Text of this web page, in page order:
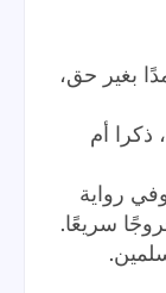
بغير حق،
ذكرا أم
رواية
سريعًا.
.